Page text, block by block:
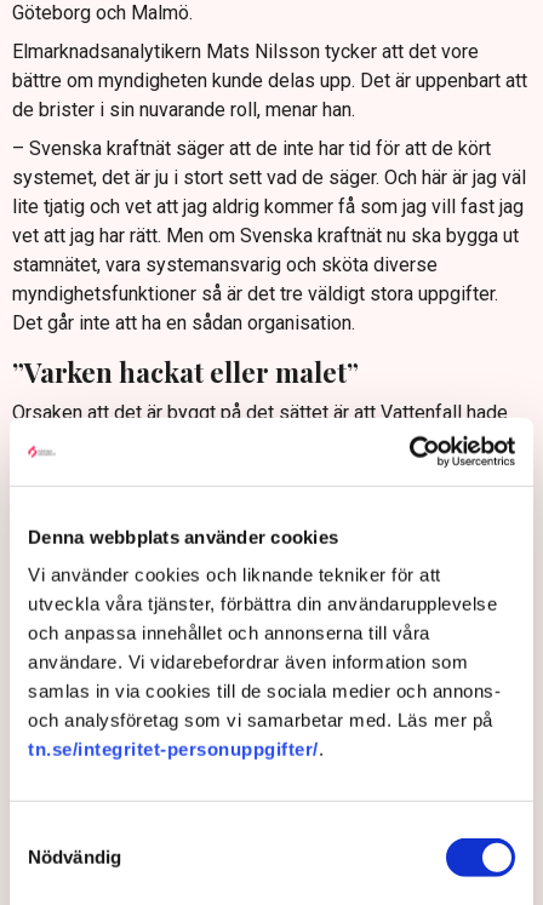
Denna webbplats använder cookies
Vi använder cookies och liknande tekniker för att
utveckla våra tjänster, förbättra din användarupplevelse
och anpassa innehållet och annonserna till våra
användare. Vi vidarebefordrar även information som
samlas in via cookies till de sociala medier och annons-
och analysföretag som vi samarbetar med. Läs mer på
tn.se/integritet-personuppgifter/.
Nödvändig
Göteborg och Malmö.
Elmarknadsanalytikern Mats Nilsson tycker att det vore
bättre om myndigheten kunde delas upp. Det är uppenbart att
de brister i sin nuvarande roll, menar han.
– Svenska kraftnät säger att de inte har tid för att de kört
systemet, det är ju i stort sett vad de säger. Och här är jag väl
lite tjatig och vet att jag aldrig kommer få som jag vill fast jag
vet att jag har rätt. Men om Svenska kraftnät nu ska bygga ut
stamnätet, vara systemansvarig och sköta diverse
myndighetsfunktioner så är det tre väldigt stora uppgifter.
Det går inte att ha en sådan organisation.
”Varken hackat eller malet”
Orsaken att det är byggt på det sättet är att Vattenfall hade
ansvar för stora delar innan avregleringen av elmarknaden.
ansvarig för stamnätet, ett statligt bolag som är ansvarig för
driften och en riktig myndighet som sköter
myndighetssysslorna. Nu har vi inte det och i stället får vi en
sådan här situation med ett konstigt affärsverk där det
varken blir hackat eller malet. Det är en konsekvens av en
dåligt organiserad myndighet, säger han.
Han vill att regeringen tillför en snabbutredning kring Svenska
kraftnäts roll.
utredningen kommer att komma fram till att det är dåligt
organiserat. En organisation vars uppgift att upprätthålla